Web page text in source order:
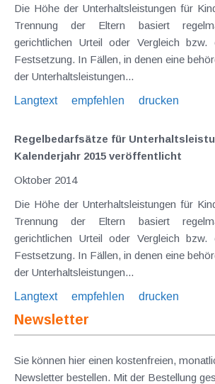
Die Höhe der Unterhaltsleistungen für
Trennung der Eltern basiert
gerichtlichen Urteil oder Vergleich bzw. einer behördlichen
Festsetzung. In Fällen, in denen eine behördliche Festsetzung
der Unterhaltsleistungen...
Langtext
empfehlen drucken
Regelbedarfsätze für
Kalenderjahr 2015 veröffentlicht
Oktober 2014
Die Höhe der Unterhaltsleistungen für
Trennung der Eltern basiert
gerichtlichen Urteil oder Vergleich bzw. einer behördlichen
Festsetzung. In Fällen, in denen eine behördliche Festsetzung
der Unterhaltsleistungen...
Langtext
empfehlen drucken
Newsletter
Sie können hier einen kostenfreien,
Newsletter bestellen. Mit der Bestellung